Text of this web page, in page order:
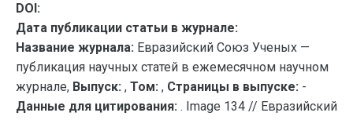
DOI:
Дата публикации статьи в журнале:
Название журнала: Евразийский Союз Ученых —
публикация научных статей в ежемесячном научном
журнале, Выпуск: , Том: , Страницы в выпуске: -
Данные для цитирования: . Image 134 // Евразийский